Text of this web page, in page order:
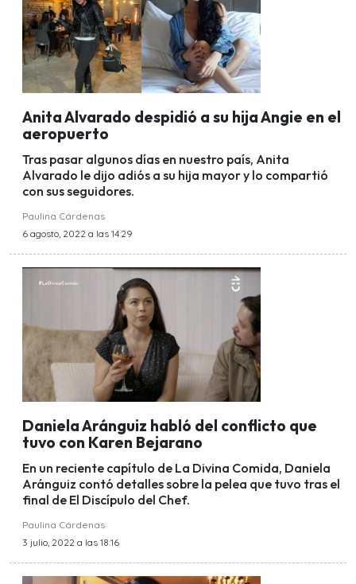
Anita Alvarado despidió a su hija Angie en el
aeropuerto
Tras pasar algunos días en nuestro país, Anita
Alvarado le dijo adiós a su hija mayor y lo compartió
con sus seguidores.
Paulina Cárdenas
6 agosto, 2022 a las 14:29
Daniela Aránguiz habló del conflicto que
tuvo con Karen Bejarano
En un reciente capítulo de La Divina Comida, Daniela
Aránguiz contó detalles sobre la pelea que tuvo tras el
final de El Discípulo del Chef.
Paulina Cárdenas
3 julio, 2022 a las 18:16